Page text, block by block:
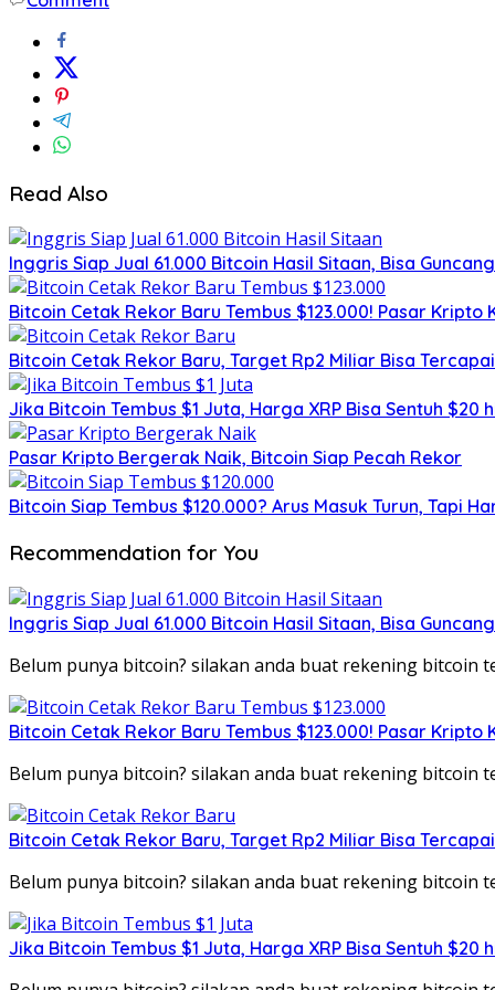
Read Also
Inggris Siap Jual 61.000 Bitcoin Hasil Sitaan, Bisa
Bitcoin Cetak Rekor Baru Tembus $123.000! Pasar Kripto
Bitcoin Cetak Rekor Baru, Target Rp2 Miliar Bisa
Jika Bitcoin Tembus $1 Juta, Harga XRP Bisa Sentuh $20
Pasar Kripto Bergerak Naik, Bitcoin Siap Pecah Rekor
Bitcoin Siap Tembus $120.000? Arus Masuk Turun, Tapi
Recommendation for You
Inggris Siap Jual 61.000 Bitcoin Hasil Sitaan, Bisa
Belum punya bitcoin? silakan anda buat rekening bitcoin
Bitcoin Cetak Rekor Baru Tembus $123.000! Pasar Kripto
Belum punya bitcoin? silakan anda buat rekening bitcoin
Bitcoin Cetak Rekor Baru, Target Rp2 Miliar Bisa
Belum punya bitcoin? silakan anda buat rekening bitcoin
Jika Bitcoin Tembus $1 Juta, Harga XRP Bisa Sentuh $20